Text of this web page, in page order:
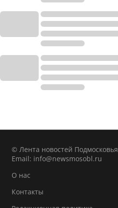
© Лента новостей Подмосковья
Email: info@newsmosobl.ru
О нас
Контакты